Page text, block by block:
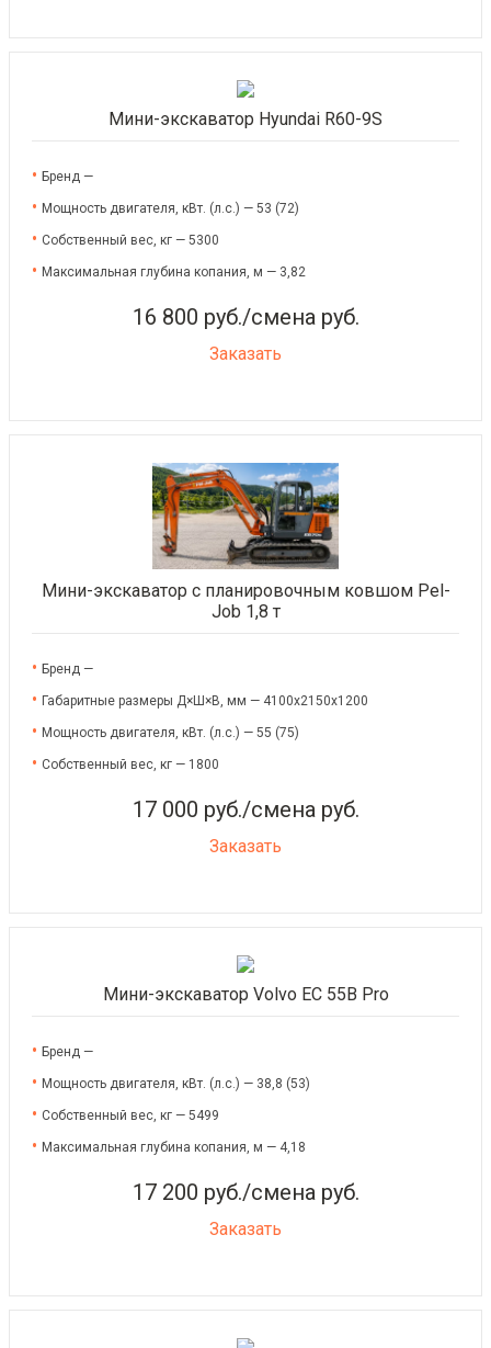
16 800 руб./смена руб.
Заказать
Мини-экскаватор Hyundai R60-9S
Бренд —
Мощность двигателя, кВт. (л.с.) — 53 (72)
Собственный вес, кг — 5300
Максимальная глубина копания, м — 3,82
17 000 руб./смена руб.
Заказать
Мини-экскаватор с планировочным ковшом Pel-
Job 1,8 т
Бренд —
Габаритные размеры Д×Ш×В, мм — 4100x2150x1200
Мощность двигателя, кВт. (л.с.) — 55 (75)
Собственный вес, кг — 1800
17 200 руб./смена руб.
Заказать
Мини-экскаватор Volvo EC 55B Pro
Бренд —
Мощность двигателя, кВт. (л.с.) — 38,8 (53)
Собственный вес, кг — 5499
Максимальная глубина копания, м — 4,18